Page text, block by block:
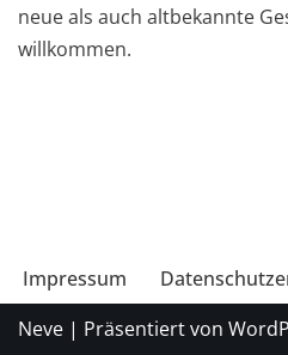
neue als auch altbekannte
willkommen.
Impressum
Neve | Präsentiert von